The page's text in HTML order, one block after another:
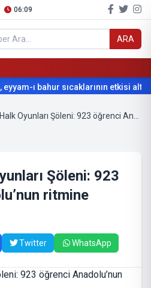
06:09
ARA
eyyam-ı bahur sıcaklarının etkisi
Şöleni: 923
ritmine
Twitter WhatsApp